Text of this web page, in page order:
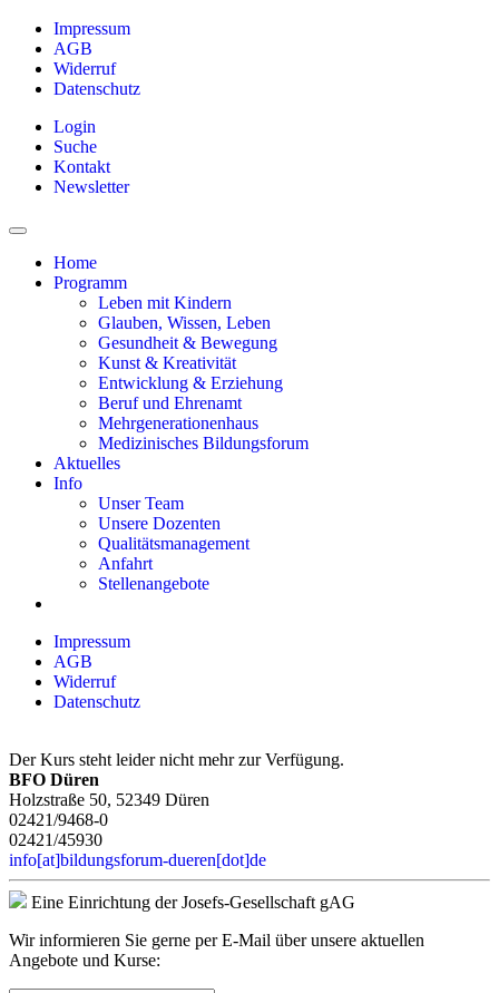
Impressum
AGB
Widerruf
Datenschutz
Login
Suche
Kontakt
Newsletter
Home
Programm
Leben mit Kindern
Glauben, Wissen, Leben
Gesundheit & Bewegung
Kunst & Kreativität
Entwicklung & Erziehung
Beruf und Ehrenamt
Mehrgenerationenhaus
Medizinisches Bildungsforum
Aktuelles
Info
Unser Team
Unsere Dozenten
Qualitätsmanagement
Anfahrt
Stellenangebote
Impressum
AGB
Widerruf
Datenschutz
Der Kurs steht leider nicht mehr zur Verfügung.
BFO Düren
Holzstraße 50, 52349 Düren
02421/9468-0
02421/45930
info[at]bildungsforum-dueren[dot]de
Eine Einrichtung der Josefs-Gesellschaft gAG
Wir informieren Sie gerne per E-Mail über unsere aktuellen
Angebote und Kurse: